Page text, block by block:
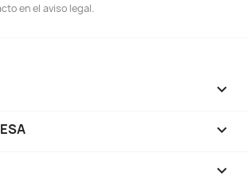
en el aviso legal.


